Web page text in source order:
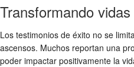
Transformando
Los testimonios de éxito no se
ascensos. Muchos reportan una
poder impactar positivamente la